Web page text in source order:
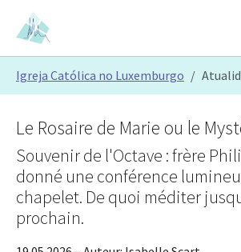
Skip to main content
Skip to page footer
Igreja Católica no Luxemburgo
Le Rosaire de Marie ou le
Souvenir de l'Octave : frère
donné une conférence
chapelet. De quoi méditer
prochain.